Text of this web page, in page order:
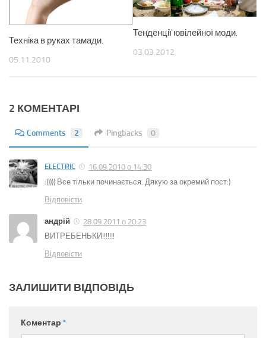
Техніка в руках тамади.
05.11.2010
Тенденції ювілейної моди.
03.03.2012
2 КОМЕНТАРІ
Comments 2 Pingbacks 0
ELECTRIC
16.09.2010 о 14:30
:))))) Все тільки починається. Дякую за окремий пост:)
Відповіcти
андрій
28.09.2011 о 20:23
ВИТРЕБЕНЬКИ!!!!!!!
Відповіcти
ЗАЛИШИТИ ВІДПОВІДЬ
Коментар *